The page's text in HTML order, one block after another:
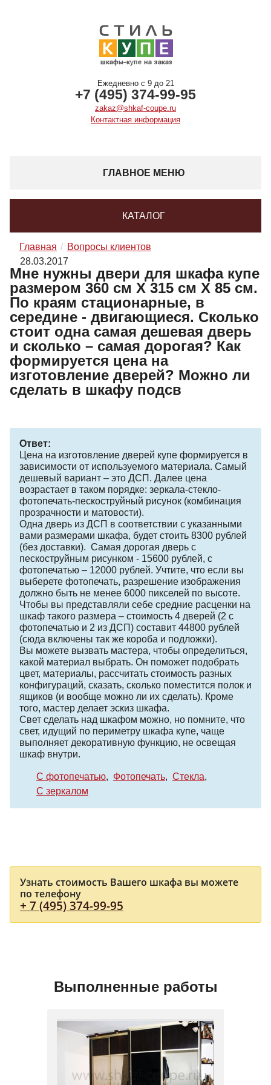
Ежедневно с 9 до 21
+7 (495) 374-99-95
zakaz@shkaf-coupe.ru
Контактная информация
ГЛАВНОЕ МЕНЮ
КАТАЛОГ
Главная
Вопросы клиентов
28.03.2017
Мне нужны двери для шкафа купе
размером 360 см Х 315 см Х 85 см.
По краям стационарные, в
середине - двигающиеся. Сколько
стоит одна самая дешевая дверь
и сколько – самая дорогая? Как
формируется цена на
изготовление дверей? Можно ли
сделать в шкафу подсв
Ответ:
Цена на изготовление дверей купе формируется в
зависимости от используемого материала. Самый
дешевый вариант – это ДСП. Далее цена
возрастает в таком порядке: зеркала-стекло-
фотопечать-пескоструйный рисунок (комбинация
прозрачности и матовости).
Одна дверь из ДСП в соответствии с указанными
вами размерами шкафа, будет стоить 8300 рублей
(без доставки). Самая дорогая дверь с
пескоструйным рисунком - 15600 рублей, с
фотопечатью – 12000 рублей. Учтите, что если вы
выберете фотопечать, разрешение изображения
должно быть не менее 6000 пикселей по высоте.
Чтобы вы представляли себе средние расценки на
шкаф такого размера – стоимость 4 дверей (2 с
фотопечатью и 2 из ДСП) составит 44800 рублей
(сюда включены так же короба и подложки).
Вы можете вызвать мастера, чтобы определиться,
какой материал выбрать. Он поможет подобрать
цвет, материалы, рассчитать стоимость разных
конфигураций, сказать, сколько поместится полок и
ящиков (и вообще можно ли их сделать). Кроме
того, мастер делает эскиз шкафа.
Свет сделать над шкафом можно, но помните, что
свет, идущий по периметру шкафа купе, чаще
выполняет декоративную функцию, не освещая
шкаф внутри.
С фотопечатью Фотопечать
Стекла
С зеркалом
Узнать стоимость Вашего шкафа вы можете
по телефону
+ 7 (495) 374-99-95
Выполненные работы